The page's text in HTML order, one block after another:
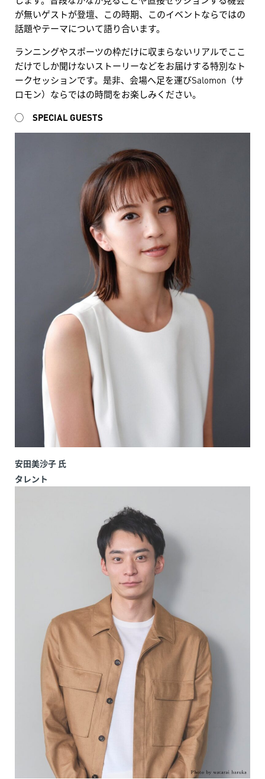
が無いゲストが登壇、この時期、このイベントならではの
話題やテーマについて語り合います。
ランニングやスポーツの枠だけに収まらないリアルでここ
だけでしか聞けないストーリーなどをお届けする特別なト
ークセッションです。是非、会場へ足を運びSalomon（サ
ロモン）ならではの時間をお楽しみください。
◯ SPECIAL GUESTS
安田美沙子 氏
タレント